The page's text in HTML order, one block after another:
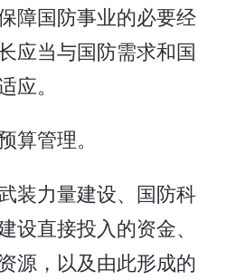
障国防事业的必要经
应当与国防需求和国
应。
算管理。
装力量建设、国防科
设直接投入的资金、
源，以及由此形成的